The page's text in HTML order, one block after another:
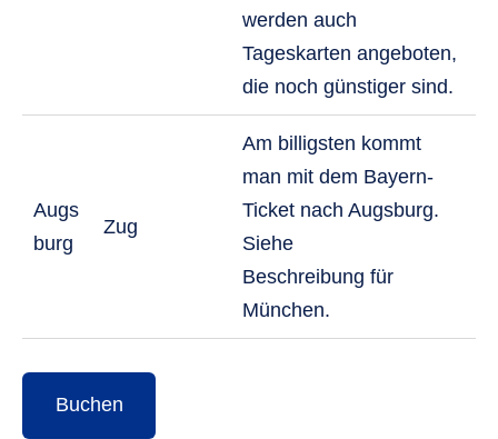
werden auch
Tageskarten angeboten,
die noch günstiger sind.
Augs
burg
Zug
Am billigsten kommt
man mit dem Bayern-
Ticket nach Augsburg.
Siehe
Beschreibung für
München.
Buchen